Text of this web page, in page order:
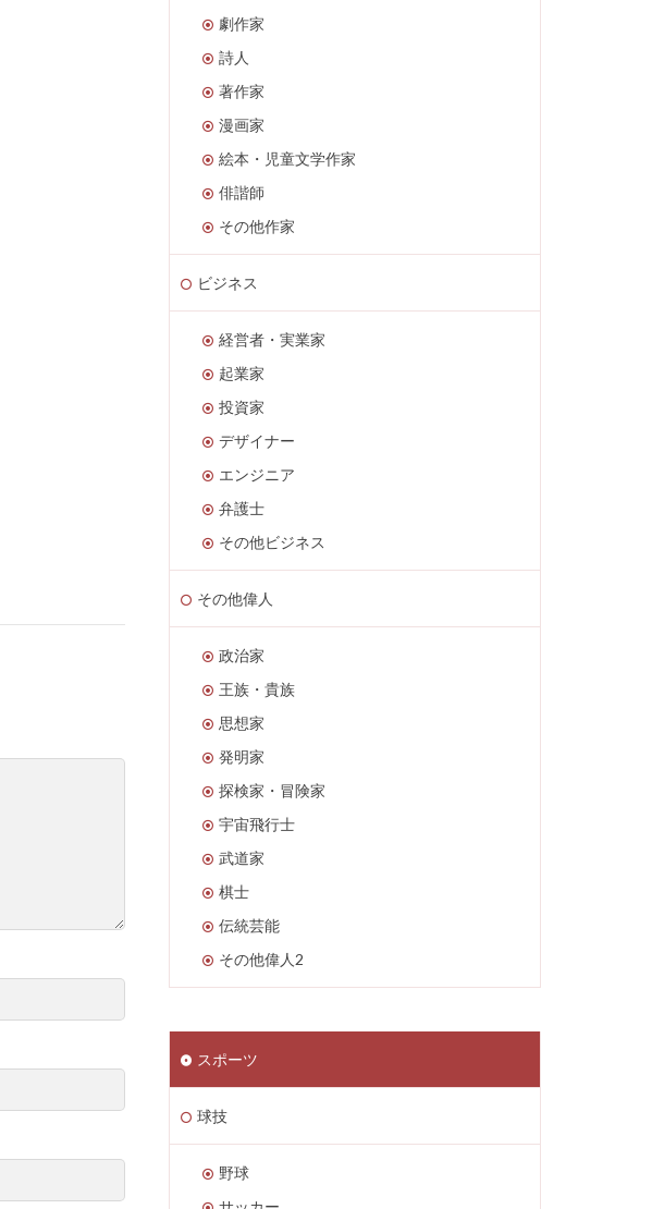
劇作家
詩人
著作家
漫画家
絵本・児童文学作家
俳諧師
その他作家
ビジネス
経営者・実業家
起業家
投資家
デザイナー
エンジニア
弁護士
その他ビジネス
その他偉人
政治家
王族・貴族
思想家
発明家
探検家・冒険家
宇宙飛行士
武道家
棋士
伝統芸能
その他偉人2
スポーツ
球技
野球